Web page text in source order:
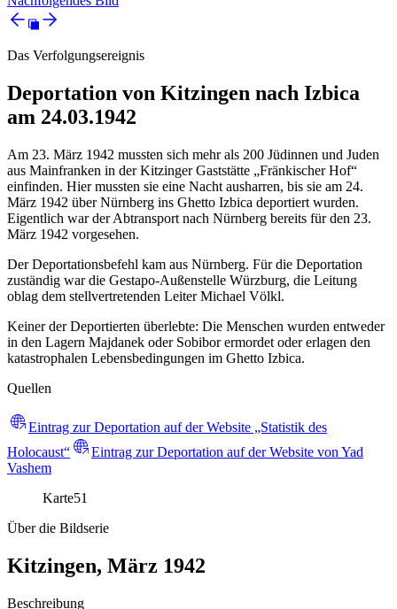
Das Verfolgungsereignis
Deportation von Kitzingen nach Izbica
am 24.03.1942
Am 23. März 1942 mussten sich mehr als 200 Jüdinnen und Juden
aus Mainfranken in der Kitzinger Gaststätte „Fränkischer Hof“
einfinden. Hier mussten sie eine Nacht ausharren, bis sie am 24.
März 1942 über Nürnberg ins Ghetto Izbica deportiert wurden.
Eigentlich war der Abtransport nach Nürnberg bereits für den 23.
März 1942 vorgesehen.
Der Deportationsbefehl kam aus Nürnberg. Für die Deportation
zuständig war die Gestapo-Außenstelle Würzburg, die Leitung
oblag dem stellvertretenden Leiter Michael Völkl.
Keiner der Deportierten überlebte: Die Menschen wurden entweder
in den Lagern Majdanek oder Sobibor ermordet oder erlagen den
katastrophalen Lebensbedingungen im Ghetto Izbica.
Quellen
Eintrag zur Deportation auf der Website „Statistik des
Holocaust“
Eintrag zur Deportation auf der Website von Yad
Vashem
Karte51
Über die Bildserie
Kitzingen, März 1942
Beschreibung